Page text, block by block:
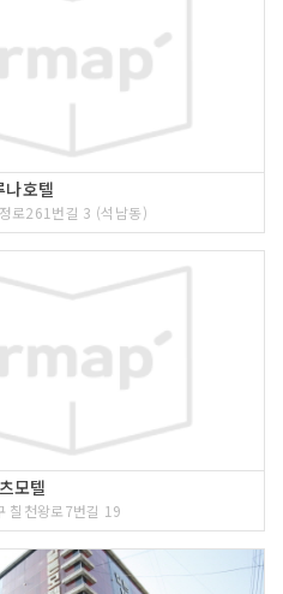
나호텔
로261번길 3 (석남동)
모텔
칠천왕로7번길 19